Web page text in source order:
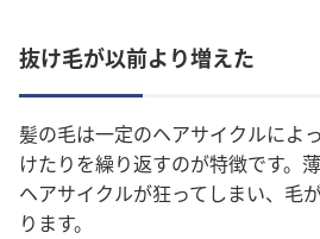
抜け毛が以前より増えた
髪の毛は一定のヘアサイクルによ
けたりを繰り返すのが特徴です。
ヘアサイクルが狂ってしまい、毛
ります。